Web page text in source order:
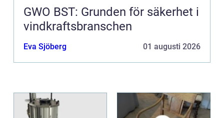
GWO BST: Grunden för säkerhet i
vindkraftsbranschen
Eva Sjöberg 01 augusti 2026